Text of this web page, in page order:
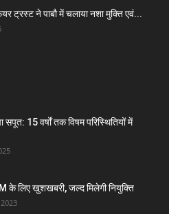
ट्रस्ट ने पाबौ में चलाया नशा मुक्ति एवं...
सपूत: 15 वर्षों तक विषम परिस्थितियों में
के लिए खुशखबरी, जल्द मिलेगी नियुक्ति